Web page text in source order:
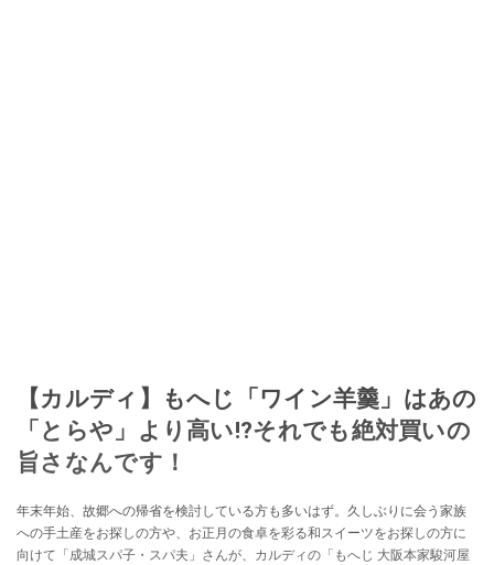
【カルディ】もへじ「ワイン羊羹」はあの
「とらや」より高い!?それでも絶対買いの
旨さなんです！
年末年始、故郷への帰省を検討している方も多いはず。久しぶりに会う家族
への手土産をお探しの方や、お正月の食卓を彩る和スイーツをお探しの方に
向けて「成城スパ子・スパ夫」さんが、カルディの「もへじ 大阪本家駿河屋